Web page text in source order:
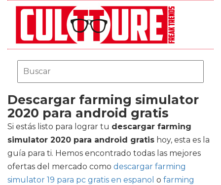
Descargar farming simulator
2020 para android gratis
Si estás listo para lograr tu descargar farming
simulator 2020 para android gratis hoy, esta es la
guía para ti. Hemos encontrado todas las mejores
ofertas del mercado como descargar farming
simulator 19 para pc gratis en espanol o farming